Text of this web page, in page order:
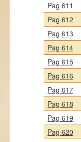
Pag 611
Pag 612
Pag 613
Pag 614
Pag 615
Pag 616
Pag 617
Pag 618
Pag 619
Pag 620